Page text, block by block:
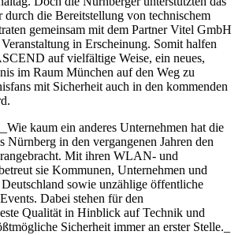
durch die Bereitstellung von technischem
gemeinsam mit dem Partner Vitel GmbH
in Erscheinung. Somit halfen
auf vielfältige Weise, ein neues,
im Raum München auf den Weg zu
mit Sicherheit auch in den kommenden
kaum ein anderes Unternehmen hat die
in den vergangenen Jahren den
Mit ihren WLAN- und
sie Kommunen, Unternehmen und
sowie unzählige öffentliche
Dabei stehen für den
Qualität in Hinblick auf Technik und
Sicherheit immer an erster Stelle._